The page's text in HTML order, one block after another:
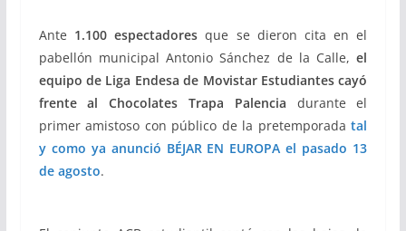
Ante 1.100 espectadores que se dieron cita en el
pabellón municipal Antonio Sánchez de la Calle,el
equipo de Liga Endesa de Movistar Estudiantes cayó
frente al Chocolates Trapa Palencia durante el
primer amistoso con público de la pretemporadatal
y como ya anunció BÉJAR EN EUROPA el pasado 13
de agosto.